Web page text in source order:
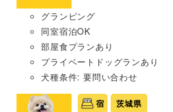
グランピング
同室宿泊OK
部屋食プランあり
プライベートドッグランあり
犬種条件: 要問い合わせ
宿 茨城県